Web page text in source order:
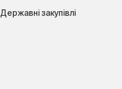
Державні закупівлі